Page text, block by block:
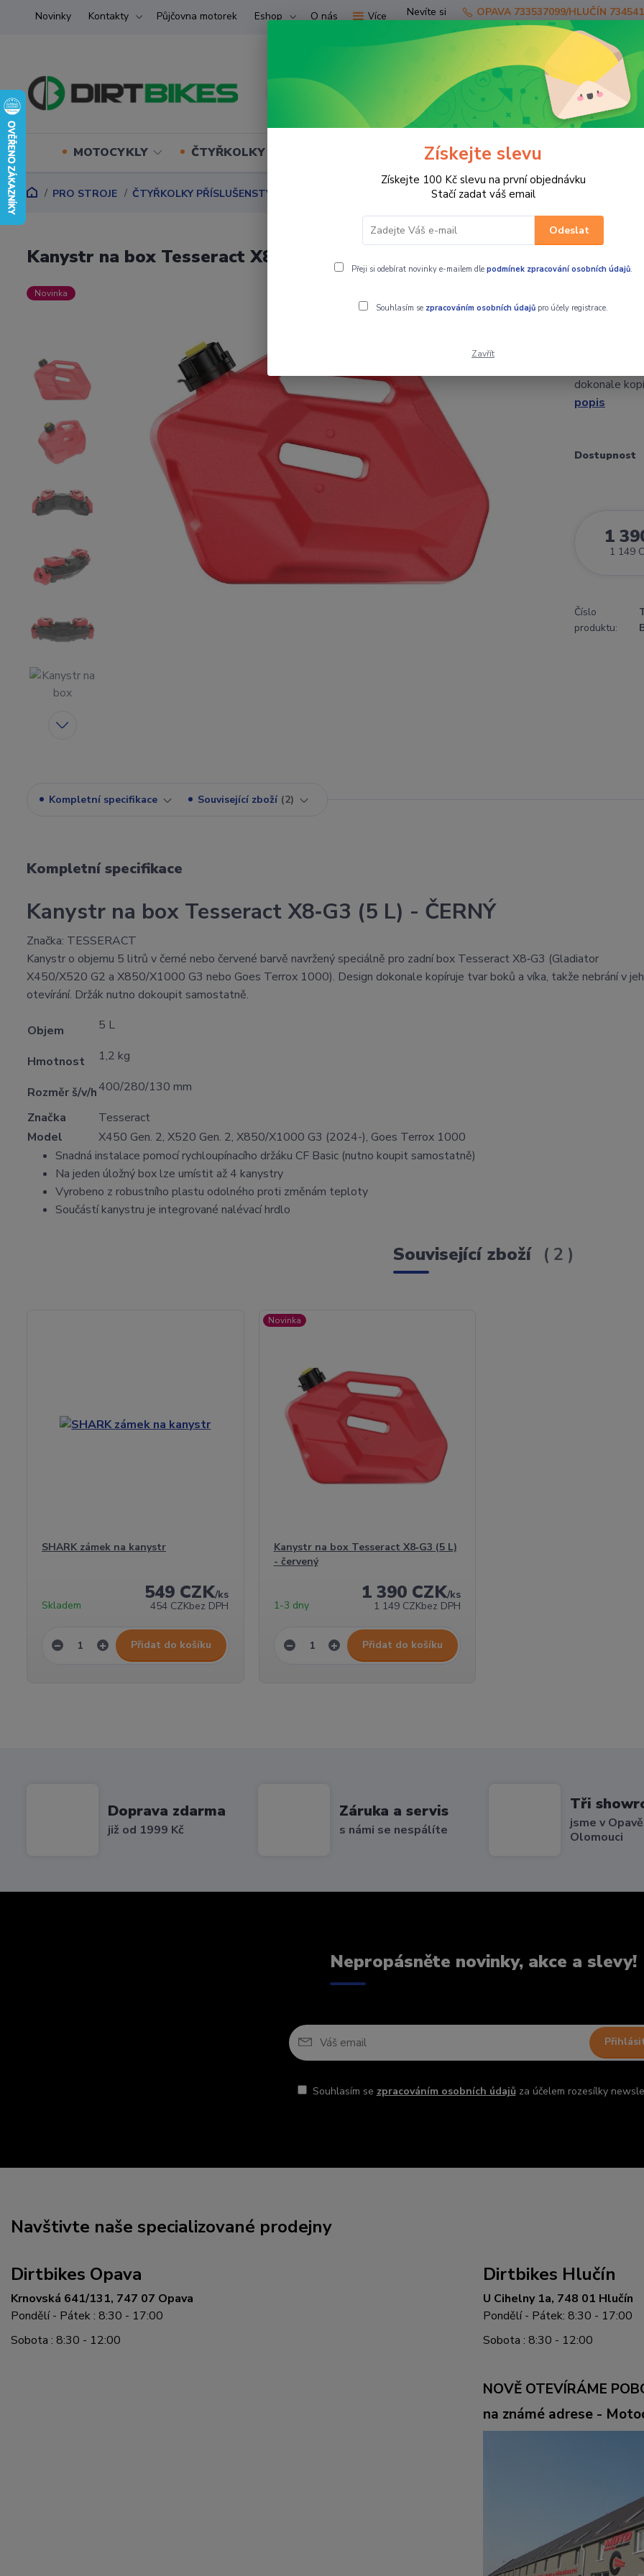
Novinky Kontakty Půjčovna motorek Eshop O nás Více
Hledat
Nevíte si
rady?
Zavolejte.
OPAVA 733537099/HLUČÍN
MOTOCYKLY ČTYŘKOLKY (ATV) UTV SKÚTRY PRO JEZDCE
PRO STROJE ČTYŘKOLKY PŘÍSLUŠENSTVÍ Kanystr na box Tesseract X8‑G3 (5 L) -
Kanystr na box Tesseract X8‑G3 (5 L) - ČERNÝ
Novinka
Kanystr na
Kanystr o
pro zadní
X450/X520
dokonale
popis
Dostupnost
1
1 149
Číslo
produktu:
Kompletní specifikace Související zboží 2
Kompletní specifikace
Kanystr na box Tesseract X8‑G3 (5 L) - ČERNÝ
Značka: TESSERACT
Kanystr o objemu 5 litrů v černé nebo červené barvě navržený speciálně pro zadní box Tesseract X8‑G3 (Gladiator
X450/X520 G2 a X850/X1000 G3 nebo Goes Terrox 1000). Design dokonale kopíruje tvar boků a víka, takže nebrání v
otevírání. Držák nutno dokoupit samostatně.
Objem 5 L
Hmotnost 1,2 kg
Rozměr š/v/h400/280/130 mm
Značka
Tesseract
Model
X450 Gen. 2, X520 Gen. 2, X850/X1000 G3 (2024-), Goes Terrox 1000
Snadná instalace pomocí rychloupínacího držáku CF Basic (nutno koupit samostatně)
Na jeden úložný box lze umístit až 4 kanystry
Vyrobeno z robustního plastu odolného proti změnám teploty
Součástí kanystru je integrované nalévací hrdlo
Související zboží 2
SHARK zámek na kanystr
549 CZK/ks
454 CZKbez DPH
Skladem
Přidat do košíku
Novinka
Kanystr na box Tesseract X8‑G3 (5 L)
- červený
1 390 CZK/ks
1 149 CZKbez DPH
1-3 dny
Přidat do košíku
Doprava zdarma
již od 1999 Kč
Záruka a servis
s námi se nespálíte
Tři
jsme v
Olomouci
Nepropásněte novinky, akce a slevy!
Souhlasím se zpracováním osobních údajůza účelem rozesílky
Navštivte naše specializované prodejny
Dirtbikes Opava
Krnovská 641/131, 747 07 Opava
Pondělí - Pátek : 8:30 - 17:00
Sobota : 8:30 - 12:00
Dirtbikes Hlučín
U Cihelny 1a, 748 01 Hlučín
Pondělí - Pátek: 8:30 - 17:00
Sobota : 8:30 - 12:00
NOVĚ OTEVÍRÁME
na známé adrese -
Získejte slevu
Získejte 100 Kč slevu na první objednávku
Stačí zadat váš email
Odeslat
Přeji si odebírat novinky e-mailem dle podmínek zpracování osobních údajů.
Souhlasím se zpracováním osobních údajůpro účely registrace.
Zavřít